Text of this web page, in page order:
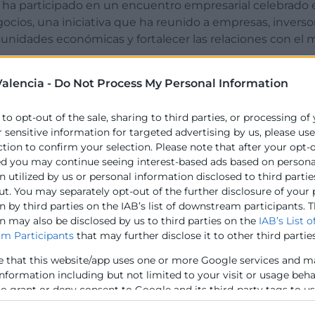
- Do Not Process My Personal Information
to opt-out of the sale, sharing to third parties, or processing of
sensitive information for targeted advertising by us, please
to confirm your selection. Please note that after your opt-
you may continue seeing interest-based ads based on
utilized by us or personal information disclosed to third
You may separately opt-out of the further disclosure of your
by third parties on the IAB’s list of downstream participants.
may also be disclosed by us to third parties on the IAB’s List
Participants that may further disclose it to other third
that this website/app uses one or more Google services and
including but not limited to your visit or usage
grant or deny consent to Google and its third-party tags to
specified purposes in below Google consent section.
ha participado en un encuentro empresarial
una iniciativa que ha reunido a empresas,
económicas y fortalecer las relaciones con el
en Canadá e Investissement Québec
como uno de los principales enclaves europeos
oportunidades que ofrece el territorio en sectores
renovables y el turismo.
de Innovación, Industria, Comercio y Turismo,
internacionales y consolidar nuevas alianzas
en Canadá, Isabel Martín; el embajador de España
de Inversiones del Ayuntamiento de València, Paula
International, Claudia Despins; y la secretaria
Comunitat Valenciana. Entre enero y marzo de
ascendieron a 134,2 millones. Además,
y 950 realizaron operaciones de importación con